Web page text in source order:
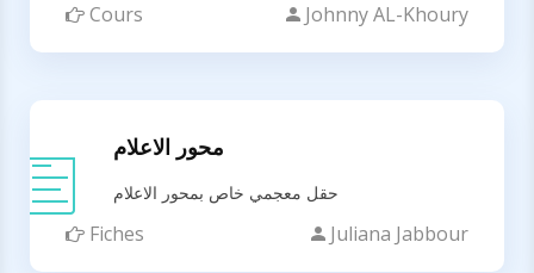
Cours Johnny AL-Khoury
محور الاعلام
حقل معجمي خاص بمحور الاعلام
Fiches Juliana Jabbour